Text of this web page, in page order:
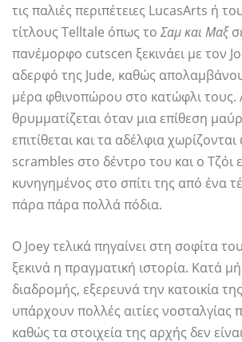
τις παλιές περιπέτειες LucasArts ή
τίτλους Telltale όπως το Σαμ και Μαξ
πανέμορφο cutscen ξεκινάει με τον
αδερφό της Jude, καθώς
μέρα φθινοπώρου στο κατώφλι τους.
θρυμματίζεται όταν μια επίθεση
επιτίθεται και τα αδέλφια
scrambles στο δέντρο του και ο Τζόι
κυνηγημένος στο σπίτι της από ένα
πάρα πάρα πολλά πόδια.
Ο Joey τελικά πηγαίνει στη σοφίτα
ξεκινά η πραγματική ιστορία. Κατά
διαδρομής, εξερευνά την κατοικία
υπάρχουν πολλές αιτίες νοσταλγίας
καθώς τα στοιχεία της αρχής δεν